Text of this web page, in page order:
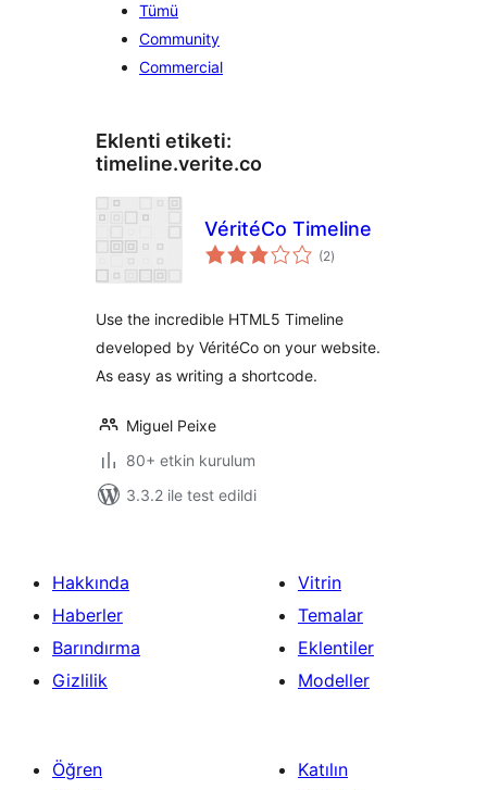
Tümü
Community
Commercial
Eklenti etiketi:
timeline.verite.co
VéritéCo Timeline
(2toplam
puan
)
Use the incredible HTML5 Timeline
developed by VéritéCo on your website.
As easy as writing a shortcode.
Miguel Peixe
80+ etkin kurulum
3.3.2 ile test edildi
Hakkında
Haberler
Barındırma
Gizlilik
Vitrin
Temalar
Eklentiler
Modeller
Öğren
Katılın